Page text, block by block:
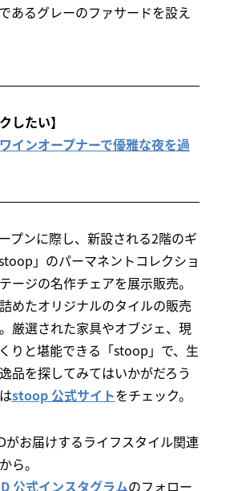
あるグレーのファサードを設え
したい】
インオープナーで優雅な夜を過
プンに際し、新設される2階のギ
」のパーマネントコレクショ
ージの名作チェアを展示販売。
めたオリジナルのタイルの販売
厳選された家具やオブジェ、現
りと堪能できる「stoop」で、生
品を探してみてはいかがだろう
stoop 公式サイトをチェック。
がお届けするライフスタイル関連
から。
公式インスタグラムのフォロー